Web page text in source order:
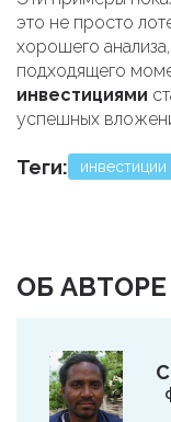
это не просто
хорошего
подходящего
инвестициями
успешных
Теги: инвестиции
ОБ АВТОРЕ